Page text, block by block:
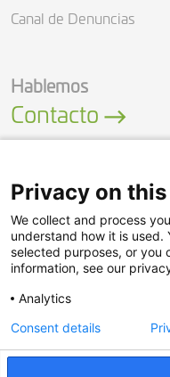
Canal de Denuncias
Hablemos
Contacto
LinkedIn YouTube
Política de Seguridad
Política de Privacidad
Aviso legal
© Adasa Sistemas S.A.U.
Privacy on
We collect and process
understand how it is used.
selected purposes, or you
information, see our
Analytics
Consent details